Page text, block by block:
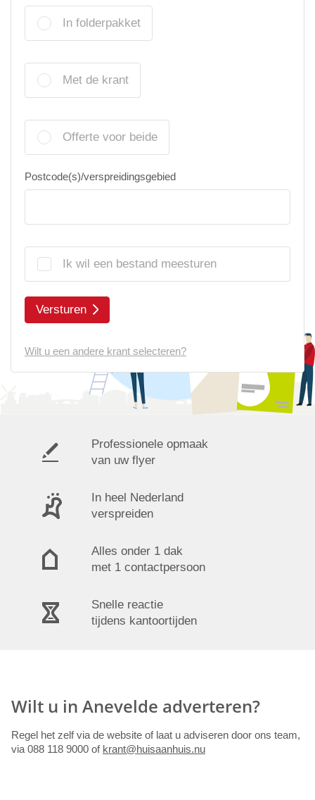
In folderpakket
Met de krant
Offerte voor beide
Postcode(s)/verspreidingsgebied
Ik wil een bestand meesturen
Versturen
Wilt u een andere krant selecteren?
Professionele opmaak
van uw flyer
In heel Nederland
verspreiden
Alles onder 1 dak
met 1 contactpersoon
Snelle reactie
tijdens kantoortijden
Wilt u in Anevelde adverteren?
Regel het zelf via de website of laat u adviseren door ons team,
via 088 118 9000 of krant@huisaanhuis.nu